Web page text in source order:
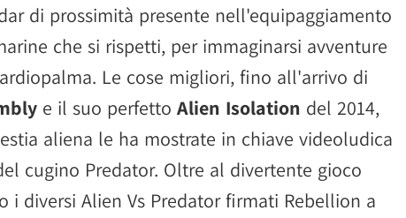
di prossimità presente nell'equipaggiamento
che si rispetti, per immaginarsi avventure
Le cose migliori, fino all'arrivo di
e il suo perfetto Alien Isolation del 2014,
aliena le ha mostrate in chiave videoludica
cugino Predator. Oltre al divertente gioco
i diversi Alien Vs Predator firmati Rebellion a